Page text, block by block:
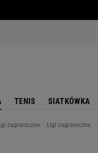
TENIS SIATKÓWKA
zagraniczne Ligi zagraniczne